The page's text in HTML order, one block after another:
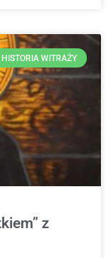
HISTORIA WITRAŻY
z